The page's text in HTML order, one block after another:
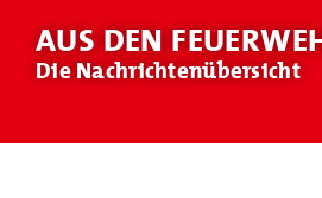
AUS DEN
Die Nachrichtenübersicht